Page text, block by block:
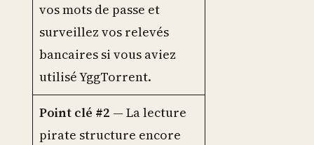
vos mots de passe et
surveillez vos relevés
bancaires si vous aviez
utilisé YggTorrent.
Point clé #2 — La lecture
pirate structure encore